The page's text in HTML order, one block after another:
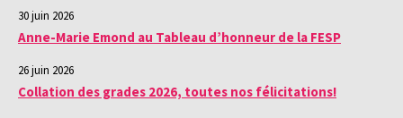
30 juin 2026
Anne-Marie Emond au Tableau d’honneur de la FESP
26 juin 2026
Collation des grades 2026, toutes nos félicitations!